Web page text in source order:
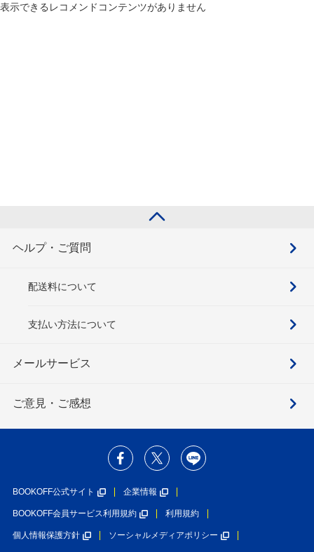
表示できるレコメンドコンテンツがありません
ヘルプ・ご質問
配送料について
支払い方法について
メールサービス
ご意見・ご感想
BOOKOFF公式サイト 企業情報
BOOKOFF会員サービス利用規約 利用規約
個人情報保護方針 ソーシャルメディアポリシー